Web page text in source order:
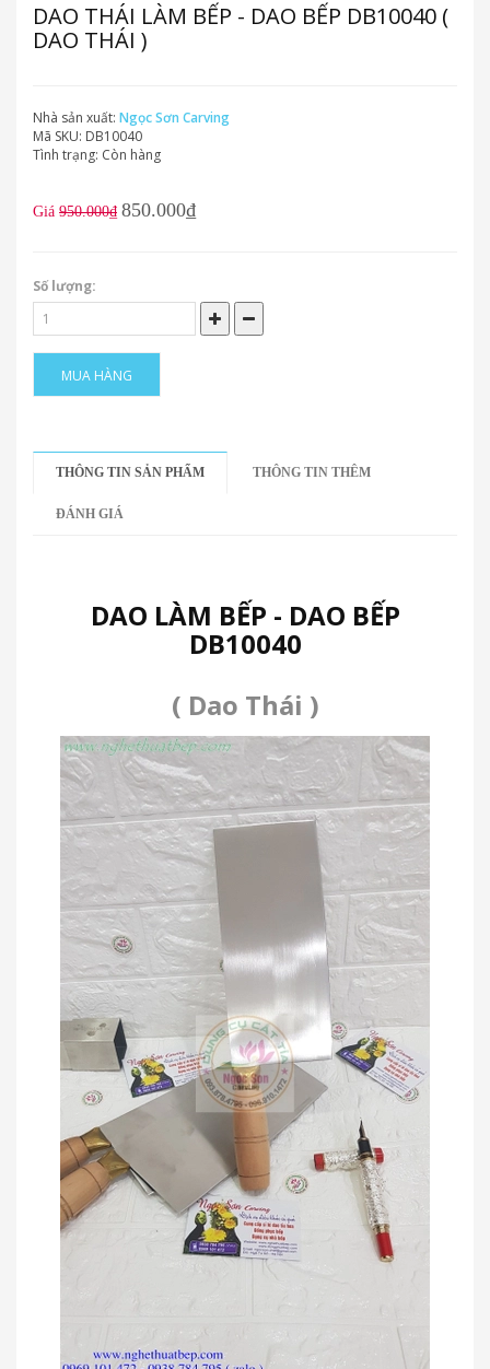
DAO THÁI LÀM BẾP - DAO BẾP DB10040 (
DAO THÁI )
Nhà sản xuất: Ngọc Sơn Carving
Mã SKU: DB10040
Tình trạng: Còn hàng
Giá 950.000₫ 850.000₫
Số lượng:
MUA HÀNG
THÔNG TIN SẢN PHẨM THÔNG TIN THÊM
ĐÁNH GIÁ
DAO LÀM BẾP - DAO BẾP
DB10040
( Dao Thái )